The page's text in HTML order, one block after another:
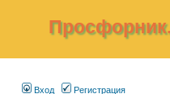
Вход Регистрация